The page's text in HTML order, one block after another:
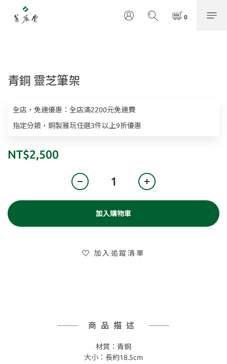
青銅 靈芝筆架
全店，免運優惠：全店滿2200元免運費
指定分類，銅製雅玩任選3件以上9折優惠
NT$2,500
加入購物車
加入追蹤清單
商品描述
材質：青銅
大小：長約18.5cm